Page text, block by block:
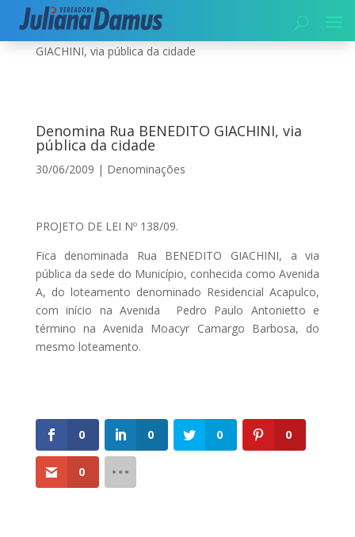
Início|Denominações|
Denomina Rua BENEDITO
GIACHINI, via pública da cidade
Denomina Rua BENEDITO GIACHINI, via
pública da cidade
30/06/2009 | Denominações
PROJETO DE LEI Nº 138/09.
Fica denominada Rua BENEDITO GIACHINI, a via
pública da sede do Município, conhecida como Avenida
A, do loteamento denominado Residencial Acapulco,
com início na Avenida Pedro Paulo Antonietto e
término na Avenida Moacyr Camargo Barbosa, do
mesmo loteamento.
0 0 0 0
0